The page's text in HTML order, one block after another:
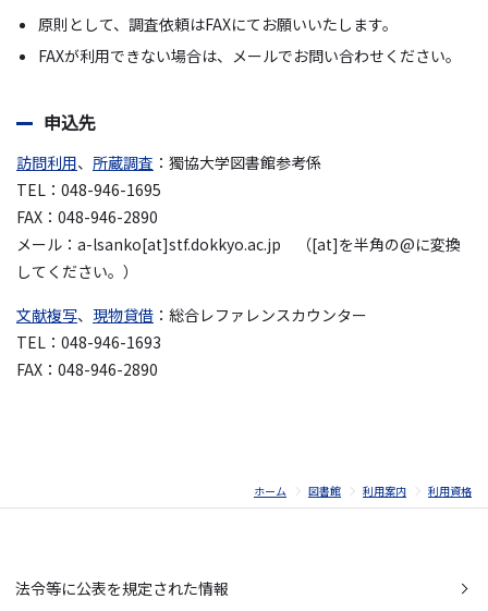
原則として、調査依頼はFAXにてお願いいたします。
FAXが利用できない場合は、メールでお問い合わせください。
申込先
訪問利用、 所蔵調査 ：獨協大学図書館参考係
TEL：048-946-1695
FAX：048-946-2890
メール：a-lsanko[at]stf.dokkyo.ac.jp （[at]を半角の@に変換
してください。）
文献複写、 現物貸借 ：総合レファレンスカウンター
TEL：048-946-1693
FAX：048-946-2890
ホーム 図書館 利用案内 利用資格
法令等に公表を規定された情報